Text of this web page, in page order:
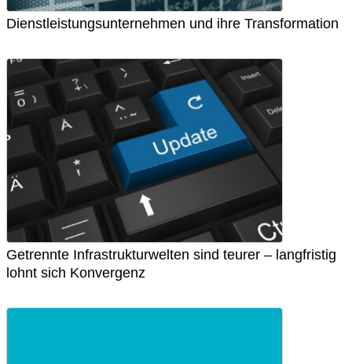
Dienstleistungsunternehmen und ihre Transformation
Getrennte Infrastrukturwelten sind teurer – langfristig
lohnt sich Konvergenz